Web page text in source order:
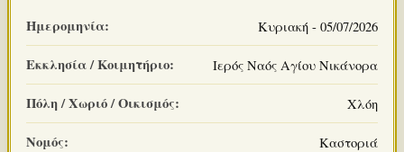
Ημερομηνία: Κυριακή - 05/07/2026
Εκκλησία / Κοιμητήριο: Ιερός Ναός Αγίου Νικάνορα
Πόλη / Χωριό / Οικισμός: Χλόη
Νομός: Καστοριά